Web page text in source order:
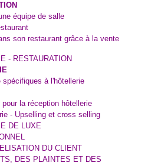
équipe de salle
son restaurant grâce à la vente
- RESTAURATION
spécifiques à l'hôtellerie
la réception hôtellerie
- Upselling et cross selling
DE LUXE
DU CLIENT
DES PLAINTES ET DES